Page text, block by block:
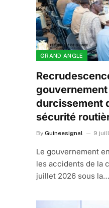
GRAND ANGLE
durcissement
sécurité
By Guineesignal 9
Le gouvernement
les accidents de la
juillet 2026 sous la…